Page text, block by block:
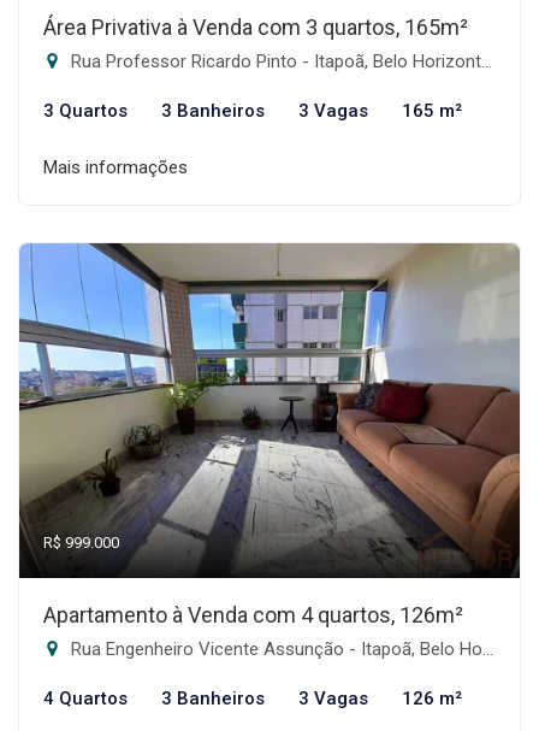
Área Privativa à Venda com 3 quartos, 165m²
Rua Professor Ricardo Pinto - Itapoã, Belo Horizonte-MG
3 Quartos 3 Banheiros 3 Vagas 165 m²
Mais informações
R$ 999.000
Apartamento à Venda com 4 quartos, 126m²
Rua Engenheiro Vicente Assunção - Itapoã, Belo Horizonte-MG
4 Quartos 3 Banheiros 3 Vagas 126 m²